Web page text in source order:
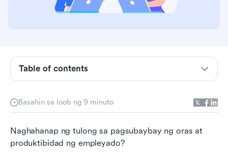
Basahin sa loob ng 9 minuto
Naghahanap ng tulong sa pagsubaybay ng oras at
produktibidad ng empleyado?
Table of contents
pagdalo ng empleyado sa Lark
mga empleyado